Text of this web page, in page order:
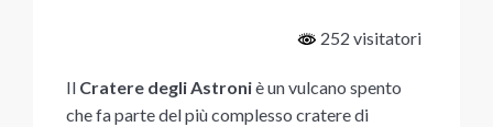
252 visitatori
Il Cratere degli Astroniè un vulcano spento
che fa parte del più complesso cratere di